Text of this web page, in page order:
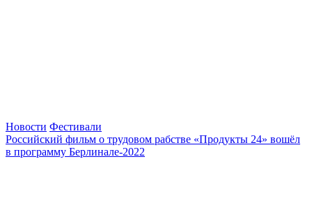
Новости Фестивали
Российский фильм о трудовом рабстве «Продукты 24» вошёл
в программу Берлинале-2022